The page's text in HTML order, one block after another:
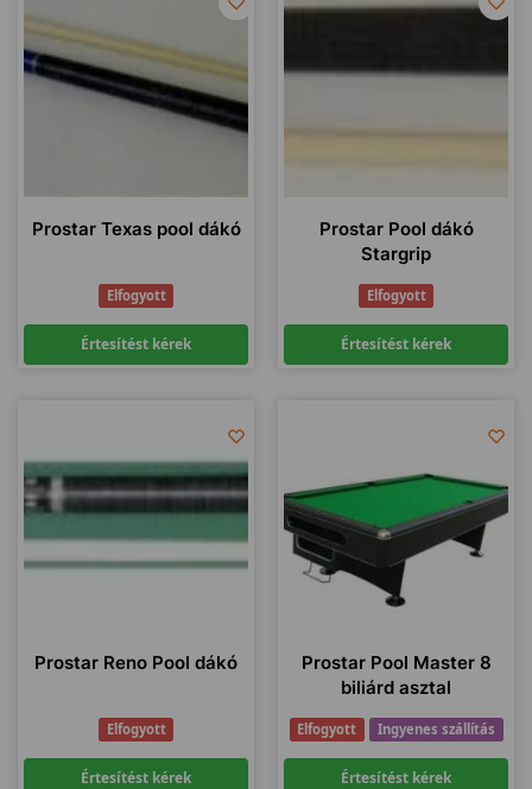
Prostar Texas pool dákó
Elfogyott
Értesítést kérek
Prostar Pool dákó
Stargrip
Elfogyott
Értesítést kérek
Prostar Reno Pool dákó
Elfogyott
Értesítést kérek
Prostar Pool Master 8
biliárd asztal
Elfogyott Ingyenes szállítás
Értesítést kérek